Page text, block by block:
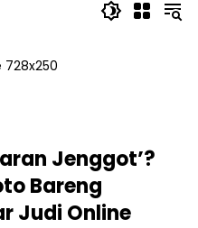
Jenggot’?
Bareng
Judi Online